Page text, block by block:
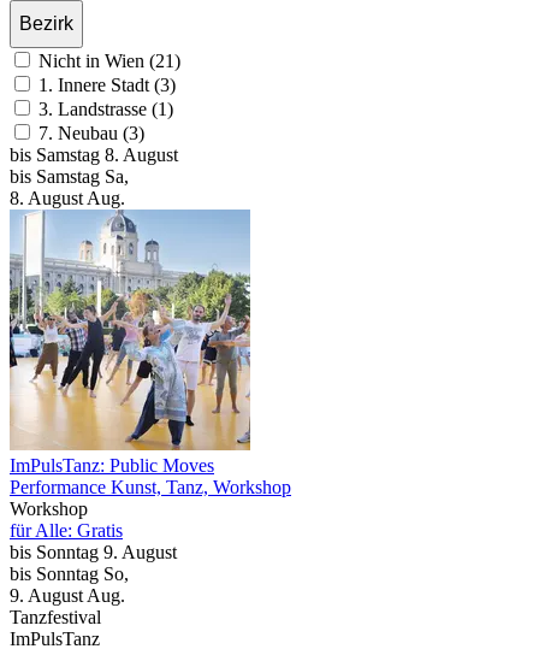
Bezirk
Nicht in Wien (21)
1. Innere Stadt (3)
3. Landstrasse (1)
7. Neubau (3)
bis Samstag 8. August
bis Samstag Sa,
8. August Aug.
ImPulsTanz: Public Moves
Performance Kunst, Tanz, Workshop
Workshop
für Alle: Gratis
bis Sonntag 9. August
bis Sonntag So,
9. August Aug.
Tanzfestival
ImPulsTanz